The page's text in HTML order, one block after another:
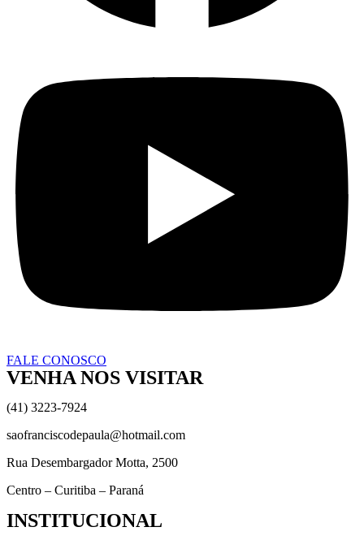
FALE CONOSCO
VENHA NOS VISITAR
(41) 3223-7924
saofranciscodepaula@hotmail.com
Rua Desembargador Motta, 2500
Centro – Curitiba – Paraná
INSTITUCIONAL